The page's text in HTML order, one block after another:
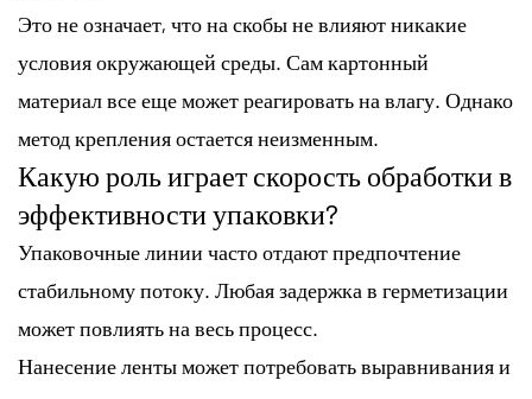
Это не означает, что на скобы не влияют никакие
условия окружающей среды. Сам картонный
материал все еще может реагировать на влагу. Однако
метод крепления остается неизменным.
Какую роль играет скорость обработки в
эффективности упаковки?
Упаковочные линии часто отдают предпочтение
стабильному потоку. Любая задержка в герметизации
может повлиять на весь процесс.
Нанесение ленты может потребовать выравнивания и